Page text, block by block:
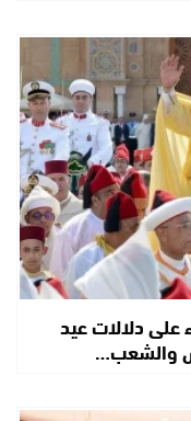
دلالات عيد
والشعب…